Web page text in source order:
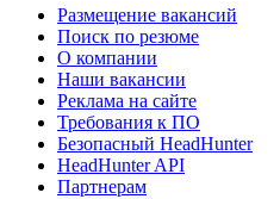
Размещение вакансий
Поиск по резюме
О компании
Наши вакансии
Реклама на сайте
Требования к ПО
Безопасный HeadHunter
HeadHunter API
Партнерам